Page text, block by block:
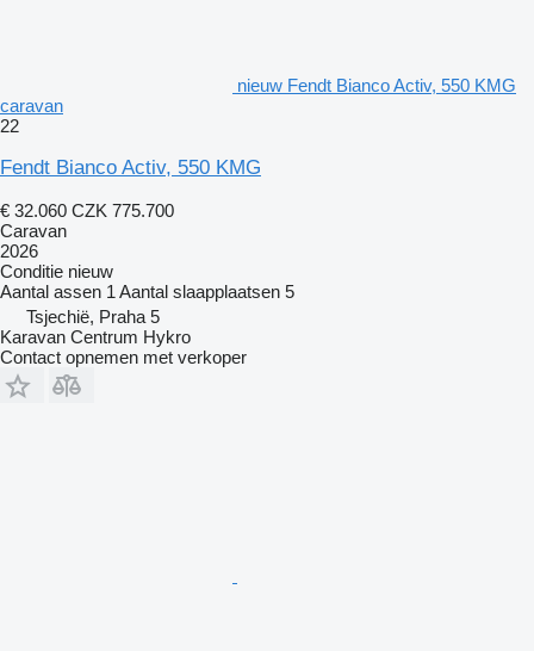
nieuw Fendt Bianco Activ, 550 KMG
caravan
22
Fendt Bianco Activ, 550 KMG
€ 32.060 CZK 775.700
Caravan
2026
Conditie nieuw
Aantal assen 1Aantal slaapplaatsen 5
Tsjechië, Praha 5
Karavan Centrum Hykro
Contact opnemen met verkoper